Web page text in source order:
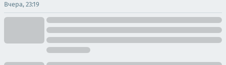
Вчера, 23:19